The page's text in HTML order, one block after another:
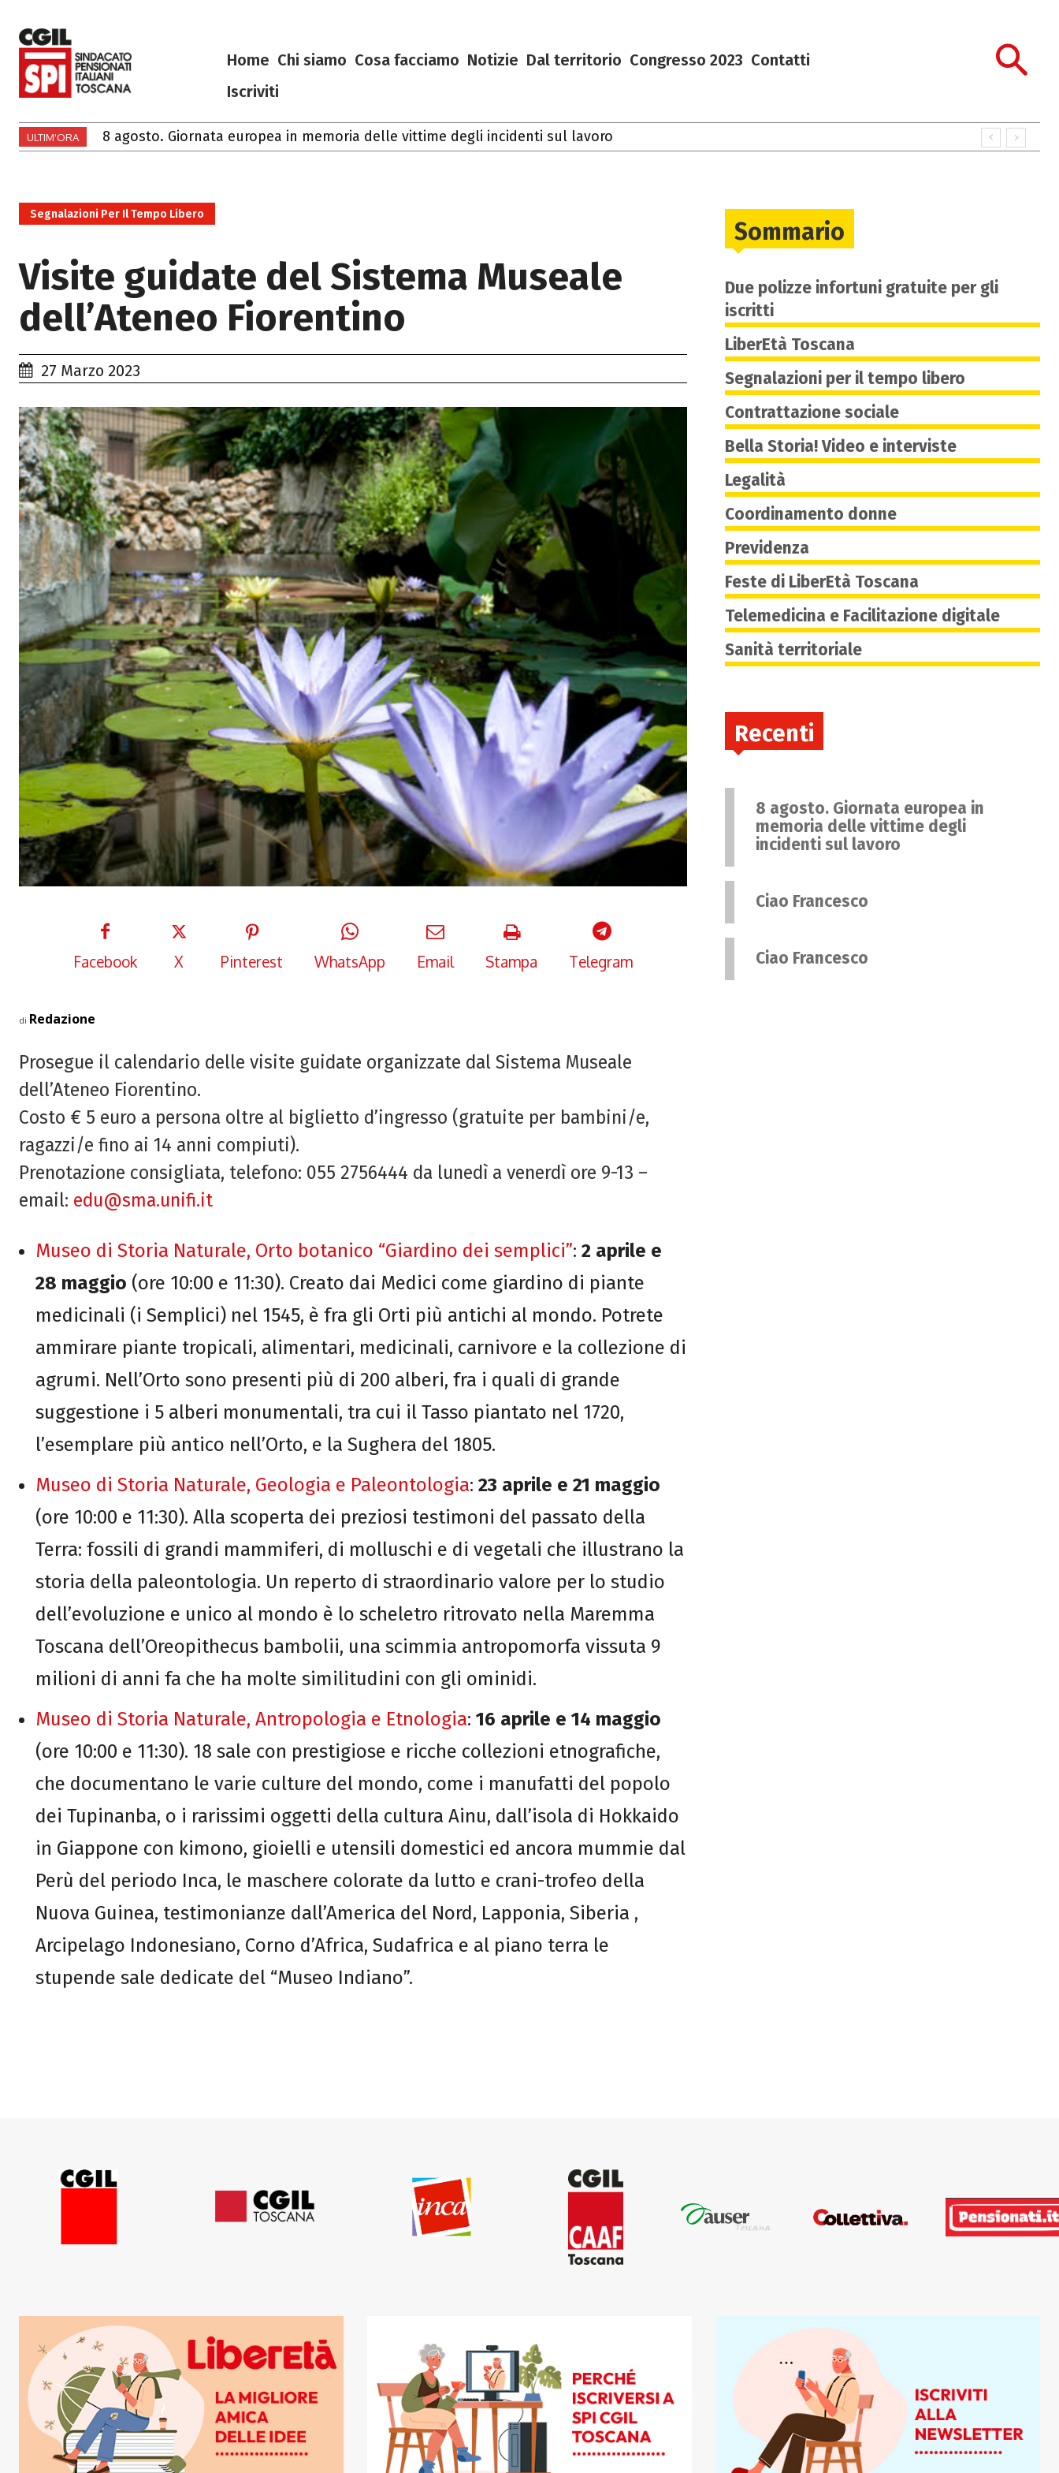
Home Chi siamo Cosa facciamo Notizie Dal territorio Congresso 2023 Contatti
Iscriviti
ULTIM'ORA 8 agosto. Giornata europea in memoria delle vittime degli incidenti sul lavoro
Ciao Francesco
Segnalazioni Per Il Tempo Libero
Visite guidate del Sistema Museale
dell’Ateneo Fiorentino
27 Marzo 2023
Facebook X Pinterest WhatsApp Email Stampa Telegram
di Redazione
Prosegue il calendario delle visite guidate organizzate dal Sistema Museale
dell’Ateneo Fiorentino.
Costo € 5 euro a persona oltre al biglietto d’ingresso (gratuite per bambini/e,
ragazzi/e fino ai 14 anni compiuti).
Prenotazione consigliata, telefono: 055 2756444 da lunedì a venerdì ore 9-13 –
email: edu@sma.unifi.it
Museo di Storia Naturale, Orto botanico “Giardino dei semplici”: 2 aprile e
28 maggio (ore 10:00 e 11:30). Creato dai Medici come giardino di piante
medicinali (i Semplici) nel 1545, è fra gli Orti più antichi al mondo. Potrete
ammirare piante tropicali, alimentari, medicinali, carnivore e la collezione di
agrumi. Nell’Orto sono presenti più di 200 alberi, fra i quali di grande
suggestione i 5 alberi monumentali, tra cui il Tasso piantato nel 1720,
l’esemplare più antico nell’Orto, e la Sughera del 1805.
Museo di Storia Naturale, Geologia e Paleontologia: 23 aprile e 21 maggio
(ore 10:00 e 11:30). Alla scoperta dei preziosi testimoni del passato della
Terra: fossili di grandi mammiferi, di molluschi e di vegetali che illustrano la
storia della paleontologia. Un reperto di straordinario valore per lo studio
dell’evoluzione e unico al mondo è lo scheletro ritrovato nella Maremma
Toscana dell’Oreopithecus bambolii, una scimmia antropomorfa vissuta 9
milioni di anni fa che ha molte similitudini con gli ominidi.
Museo di Storia Naturale, Antropologia e Etnologia: 16 aprile e 14 maggio
(ore 10:00 e 11:30). 18 sale con prestigiose e ricche collezioni etnografiche,
che documentano le varie culture del mondo, come i manufatti del popolo
dei Tupinanba, o i rarissimi oggetti della cultura Ainu, dall’isola di Hokkaido
in Giappone con kimono, gioielli e utensili domestici ed ancora mummie dal
Perù del periodo Inca, le maschere colorate da lutto e crani-trofeo della
Nuova Guinea, testimonianze dall’America del Nord, Lapponia, Siberia ,
Arcipelago Indonesiano, Corno d’Africa, Sudafrica e al piano terra le
stupende sale dedicate del “Museo Indiano”.
Sommario
Due polizze infortuni gratuite per gli
iscritti
LiberEtà Toscana
Segnalazioni per il tempo libero
Contrattazione sociale
Bella Storia! Video e interviste
Legalità
Coordinamento donne
Previdenza
Feste di LiberEtà Toscana
Telemedicina e Facilitazione digitale
Sanità territoriale
Recenti
8 agosto. Giornata europea in
memoria delle vittime degli
incidenti sul lavoro
Ciao Francesco
Ciao Francesco